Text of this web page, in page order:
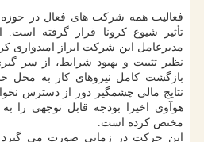
فعالیت همه شركت های فعال در
تأثیر شیوع كرونا قرار گرفته است.
مدیرعامل این شركت ابراز امیدواری
نظیر تثبیت و بهبود شرایط، از سر
بازگشت كامل نیروهای كار به
نتایج مالی چشمگیر دور از دسترس
هوآوی اخیرا بودجه قابل توجهی را
مختص كرده است.
این حركت در زمانی صورت می گیرد